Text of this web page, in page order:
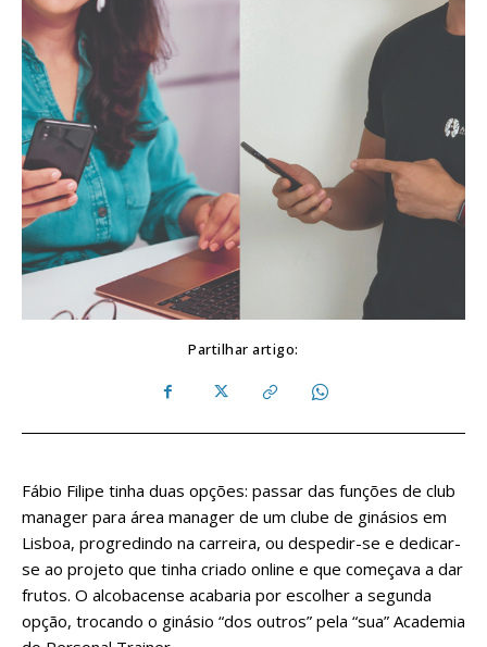
Partilhar artigo:
Fábio Filipe tinha duas opções: passar das funções de club
manager para área manager de um clube de ginásios em
Lisboa, progredindo na carreira, ou despedir-se e dedicar-
se ao projeto que tinha criado online e que começava a dar
frutos. O alcobacense acabaria por escolher a segunda
opção, trocando o ginásio “dos outros” pela “sua” Academia